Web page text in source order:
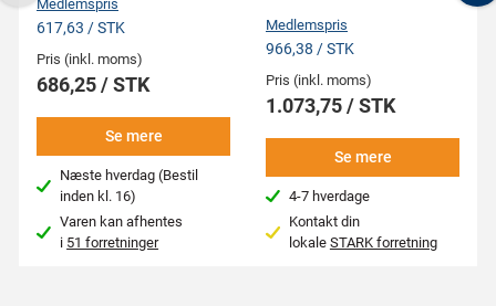
Medlemspris
617,63 / STK
Pris (inkl. moms)
686,25 / STK
Se mere
Næste hverdag (Bestil
inden kl. 16)
Varen kan afhentes
i 51 forretninger
Medlemspris
966,38 / STK
Pris (inkl. moms)
1.073,75 / STK
Se mere
4-7 hverdage
Kontakt din
lokale STARK forretning